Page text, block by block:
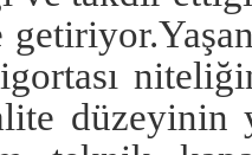
düzeyinin